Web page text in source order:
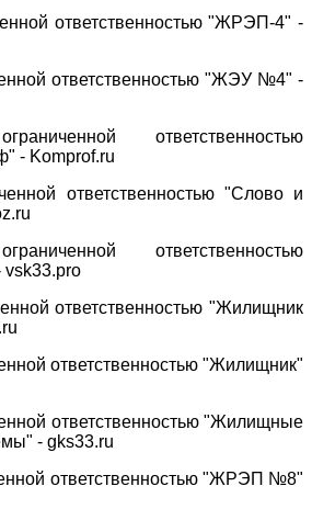
ответственностью "ЖРЭП-4" -
ответственностью "ЖЭУ №4" -
ответственностью
- Komprof.ru
ответственностью "Слово и
ответственностью
vsk33.pro
ответственностью "Жилищник
ответственностью "Жилищник"
ответственностью "Жилищные
- gks33.ru
ответственностью "ЖРЭП №8"